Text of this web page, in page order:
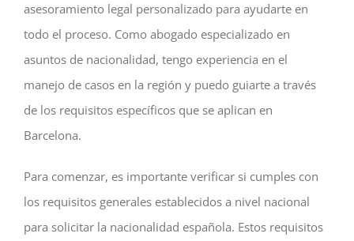
asesoramiento legal personalizado para ayudarte en
todo el proceso. Como abogado especializado en
asuntos de nacionalidad, tengo experiencia en el
manejo de casos en la región y puedo guiarte a través
de los requisitos específicos que se aplican en
Barcelona.
Para comenzar, es importante verificar si cumples con
los requisitos generales establecidos a nivel nacional
para solicitar la nacionalidad española. Estos requisitos